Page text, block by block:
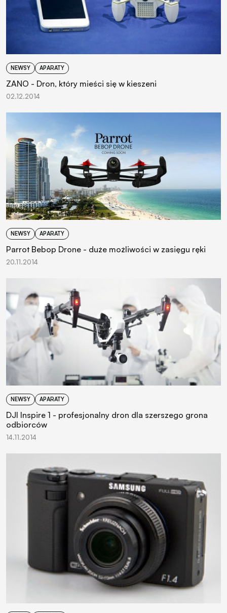
NEWSY APARATY
ZANO - Dron, który mieści się w kieszeni
02.12.2014
NEWSY APARATY
Parrot Bebop Drone - duże możliwości w zasięgu ręki
20.11.2014
NEWSY APARATY
DJI Inspire 1 - profesjonalny dron dla szerszego grona
odbiorców
14.11.2014